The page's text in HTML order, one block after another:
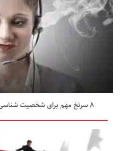
۸ سرنخ مهم برای شخصیت شناسی مشتریان در فروش تلفنی